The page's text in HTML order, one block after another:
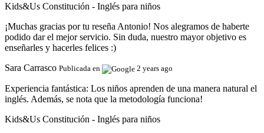
Kids&Us Constitución - Inglés para niños
¡Muchas gracias por tu reseña Antonio! Nos alegramos de haberte
podido dar el mejor servicio. Sin duda, nuestro mayor objetivo es
enseñarles y hacerles felices :)
Sara Carrasco Publicada en 2 years ago
Experiencia fantástica: Los niños aprenden de una manera natural el
inglés. Además, se nota que la metodología funciona!
Kids&Us Constitución - Inglés para niños